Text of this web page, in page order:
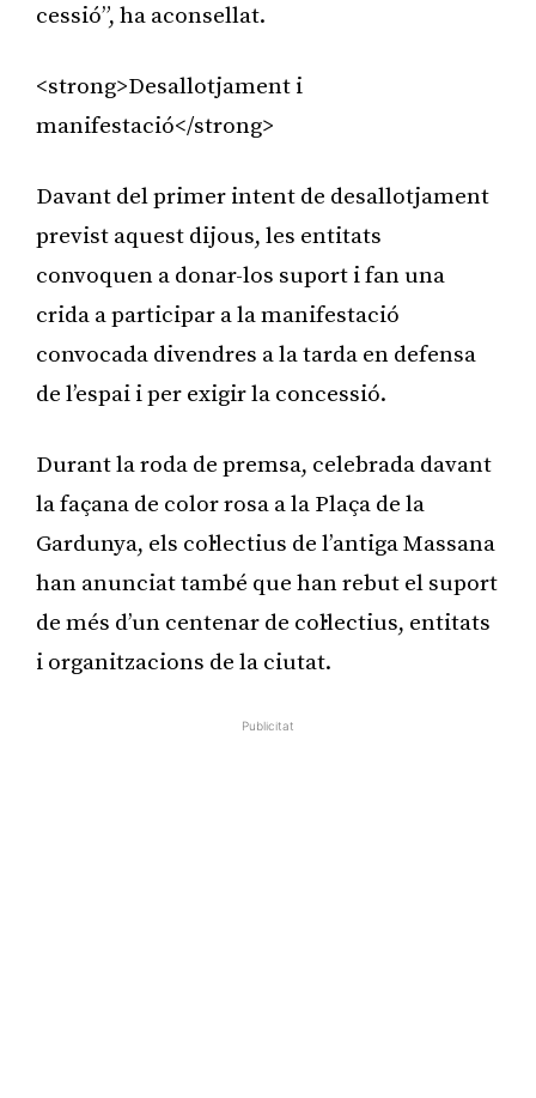
cessió”, ha aconsellat.
<strong>Desallotjament i
manifestació</strong>
Davant del primer intent de desallotjament
previst aquest dijous, les entitats
convoquen a donar-los suport i fan una
crida a participar a la manifestació
convocada divendres a la tarda en defensa
de l’espai i per exigir la concessió.
Durant la roda de premsa, celebrada davant
la façana de color rosa a la Plaça de la
Gardunya, els col·lectius de l’antiga Massana
han anunciat també que han rebut el suport
de més d’un centenar de col·lectius, entitats
i organitzacions de la ciutat.
Publicitat